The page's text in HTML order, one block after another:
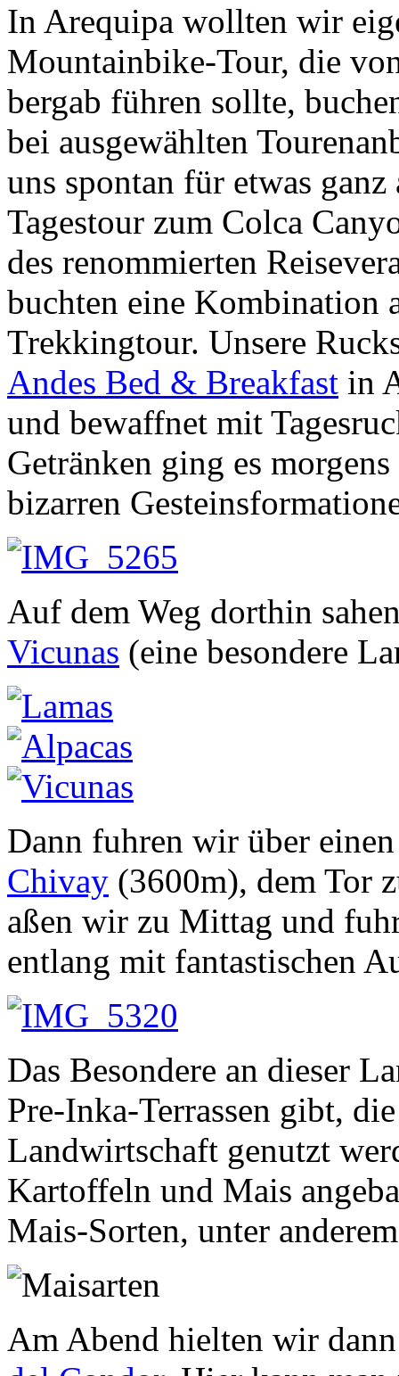
In Arequipa wollten wir
Mountainbike-Tour, die
bergab führen sollte,
bei ausgewählten
uns spontan für etwas
Tagestour zum Colca
des renommierten
buchten eine Kombination
Trekkingtour. Unsere
Andes Bed & Breakfast in
und bewaffnet mit
Getränken ging es
bizarren
Auf dem Weg dorthin
Vicunas (eine besondere
Dann fuhren wir über
Chivay (3600m), dem Tor
aßen wir zu Mittag und
entlang mit fantastischen
Das Besondere an dieser
Pre-Inka-Terrassen gibt,
Landwirtschaft genutzt
Kartoffeln und Mais
Mais-Sorten, unter
Am Abend hielten wir